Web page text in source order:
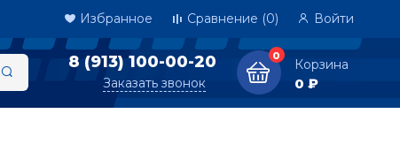
Избранное Сравнение (0) Войти
8 (913) 100-00-20
Заказать звонок
0
Корзина
0 ₽